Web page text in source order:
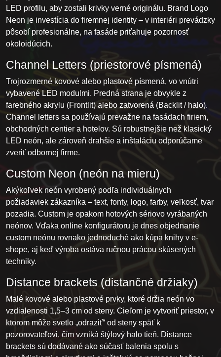
LED profilu, aby zostali krivky verné originálu. Brand Logo
Neon je investícia do firemnej identity – v interiéri prevádzky
pôsobí profesionálne, na fasáde priťahuje pozornosť
okoloidúcich.
Channel Letters (priestorové písmená)
Trojrozmerné kovové alebo plastové písmená, vo vnútri
vybavené LED modulmi. Predná strana je obvykle z
farebného akrylu (Frontlit) alebo zatvorená (Backlit / halo).
Channel letters sa používajú prevažne na fasádach firiem,
obchodných centier a hotelov. Sú robustnejšie než klasický
LED neón, ale zároveň drahšie a inštaláciu odporúčame
zveriť odbornej firme.
Custom Neon (neón na mieru)
Akýkoľvek neón vyrobený podľa individuálnych
požiadaviek zákazníka – text, fonty, logo, farby, veľkosť, tvar
pozadia. Custom je opakom hotových sériovo vyrábaných
neónov. Vďaka online konfigurátoru je dnes objednanie
custom neónu rovnako jednoduché ako kúpa knihy v e-
shope, aj keď výroba ostáva ručnou prácou skúsených
techniky.
Distance brackets (distančné držiaky)
Malé kovové alebo plastové prvky, ktoré držia neón vo
vzdialenosti 1,5–3 cm od steny. Cieľom je vytvoriť priestor, v
ktorom môže svetlo „odraziť“ od steny späť k
pozorovateľovi, čím vzniká štýlový halo tieň. Distance
brackets sú dodávané ako súčasť balenia spolu s